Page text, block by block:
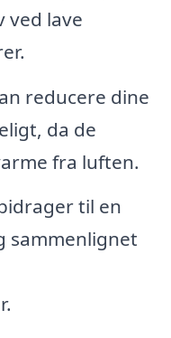
ved lave
reducere dine
da de
fra luften.
til en
sammenlignet